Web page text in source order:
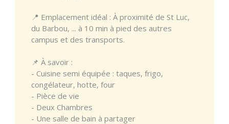
📍 Emplacement idéal : À proximité de St Luc,
du Barbou, ... à 10 min à pied des autres
campus et des transports.
📌 À savoir :
- Cuisine semi équipée : taques, frigo,
congélateur, hotte, four
- Pièce de vie
- Deux Chambres
- Une salle de bain à partager